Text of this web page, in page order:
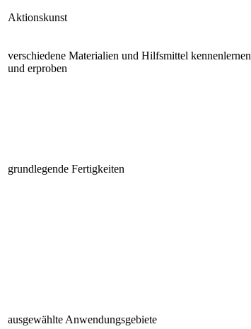
Aktionskunst
verschiedene Materialien und Hilfsmittel kennenlernen
und erproben
grundlegende Fertigkeiten
ausgewählte Anwendungsgebiete